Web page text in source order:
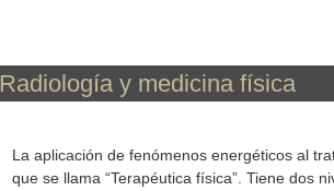
Radiología y medicina física
La aplicación de fenómenos energéticos al
que se llama “Terapéutica física”. Tiene dos